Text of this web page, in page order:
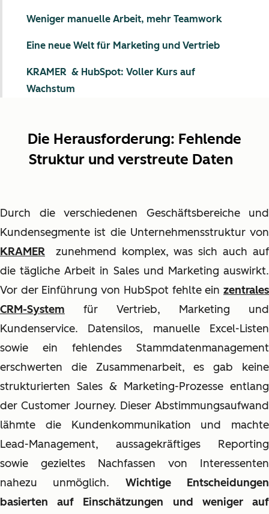
Die Herausforderung: Fehlende
Struktur und verstreute Daten
Durch die verschiedenen Geschäftsbereiche und
Kundensegmente ist die Unternehmensstruktur von
KRAMER zunehmend komplex, was sich auch auf
die tägliche Arbeit in Sales und Marketing auswirkt.
Vor der Einführung von HubSpot fehlte ein zentrales
CRM-System für Vertrieb, Marketing und
Kundenservice. Datensilos, manuelle Excel-Listen
sowie ein fehlendes Stammdatenmanagement
erschwerten die Zusammenarbeit, es gab keine
strukturierten Sales & Marketing-Prozesse entlang
der Customer Journey. Dieser Abstimmungsaufwand
lähmte die Kundenkommunikation und machte
Lead-Management, aussagekräftiges Reporting
sowie gezieltes Nachfassen von Interessenten
nahezu unmöglich. Wichtige Entscheidungen
basierten auf Einschätzungen und weniger auf
Weniger manuelle Arbeit, mehr Teamwork
Eine neue Welt für Marketing und Vertrieb
KRAMER & HubSpot: Voller Kurs auf
Wachstum